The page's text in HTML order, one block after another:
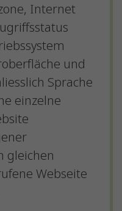
Internet
und
Sprache
einzelne
gleichen
Webseite